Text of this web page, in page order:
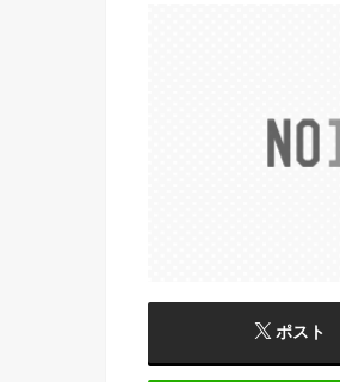
ポスト